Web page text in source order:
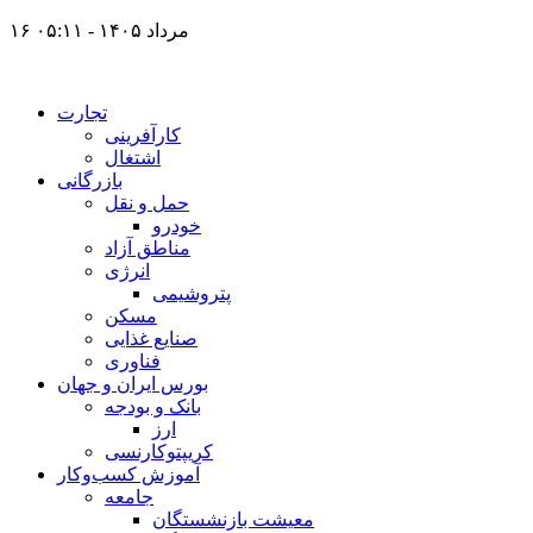
۱۶ مرداد ۱۴۰۵ - ۰۵:۱۱
تجارت
کارآفرینی
اشتغال
بازرگانی
حمل و نقل
خودرو
مناطق آزاد
انرژی
پتروشیمی
مسکن
صنایع غذایی
فناوری
بورس ایران و جهان
بانک و بودجه
ارز
کریپتوکارنسی
آموزش کسب‌وکار
جامعه
معیشت بازنشستگان